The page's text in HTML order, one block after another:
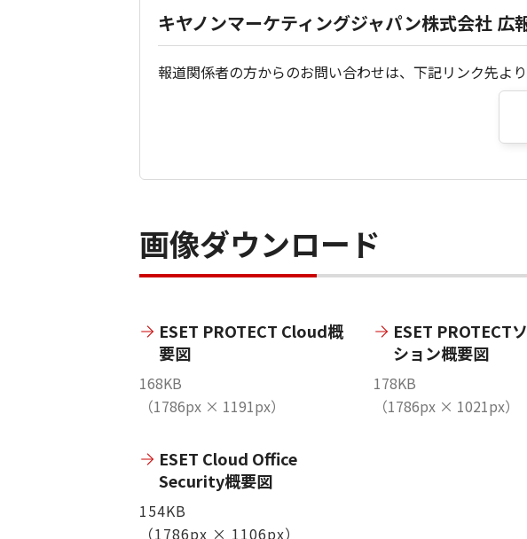
キヤノンマーケティングジャパン株式会社 広
報道関係者の方からのお問い合わせは、下記リンク先よ
画像ダウンロード
ESET PROTECT Cloud概
要図
168KB
（1786px × 1191px）
ESET PROTECT
ション概要図
178KB
（1786px × 1021px）
ESET Cloud Office
Security概要図
154KB
（1786px × 1106px）